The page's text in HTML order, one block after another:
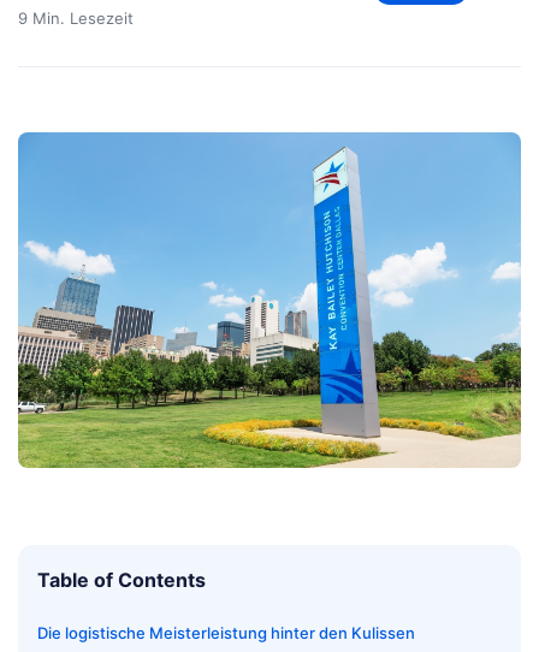
9 Min. Lesezeit
Table of Contents
Die logistische Meisterleistung hinter den Kulissen